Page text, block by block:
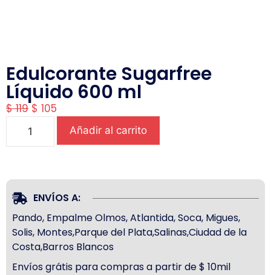
Edulcorante Sugarfree
Líquido 600 ml
$119 $ 105
Añadir al carrito
ENVÍOS A:
Pando, Empalme Olmos, Atlantida, Soca, Migues,
Solis, Montes,Parque del Plata,Salinas,Ciudad de la
Costa,Barros Blancos
Envíos grátis para compras a partir de $ 10mil